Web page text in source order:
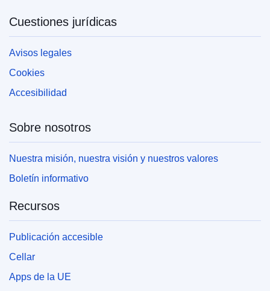
Cuestiones jurídicas
Avisos legales
Cookies
Accesibilidad
Sobre nosotros
Nuestra misión, nuestra visión y nuestros valores
Boletín informativo
Recursos
Publicación accesible
Cellar
Apps de la UE